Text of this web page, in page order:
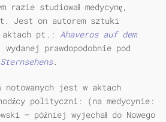
razie studiował medycynę,
Jest on autorem sztuki
aktach pt.: Ahaveros auf dem
prawdopodobnie pod
.
notowanych jest w aktach
polityczni: (na medycynie:
— później wyjechał do Nowego